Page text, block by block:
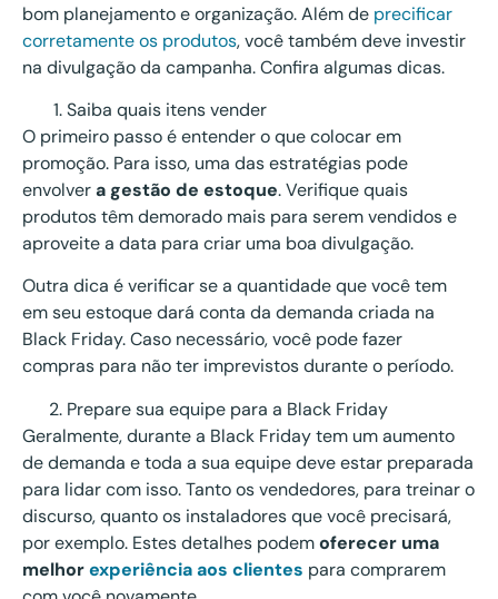
bom planejamento e organização. Além de precificar
corretamente os produtos, você também deve investir
na divulgação da campanha. Confira algumas dicas.
Saiba quais itens vender
O primeiro passo é entender o que colocar em
promoção. Para isso, uma das estratégias pode
envolvera gestão de estoque. Verifique quais
produtos têm demorado mais para serem vendidos e
aproveite a data para criar uma boa divulgação.
Outra dica é verificar se a quantidade que você tem
em seu estoque dará conta da demanda criada na
Black Friday. Caso necessário, você pode fazer
compras para não ter imprevistos durante o período.
Prepare sua equipe para a Black Friday
Geralmente, durante a Black Friday tem um aumento
de demanda e toda a sua equipe deve estar preparada
para lidar com isso. Tanto os vendedores, para treinar o
discurso, quanto os instaladores que você precisará,
por exemplo. Estes detalhes podemoferecer uma
melhorexperiência aos clientes para comprarem